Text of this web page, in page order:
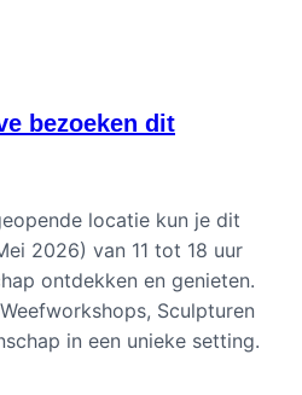
bezoeken dit
locatie kun je dit
2026) van 11 tot 18 uur
ontdekken en genieten.
Sculpturen
in een unieke setting.